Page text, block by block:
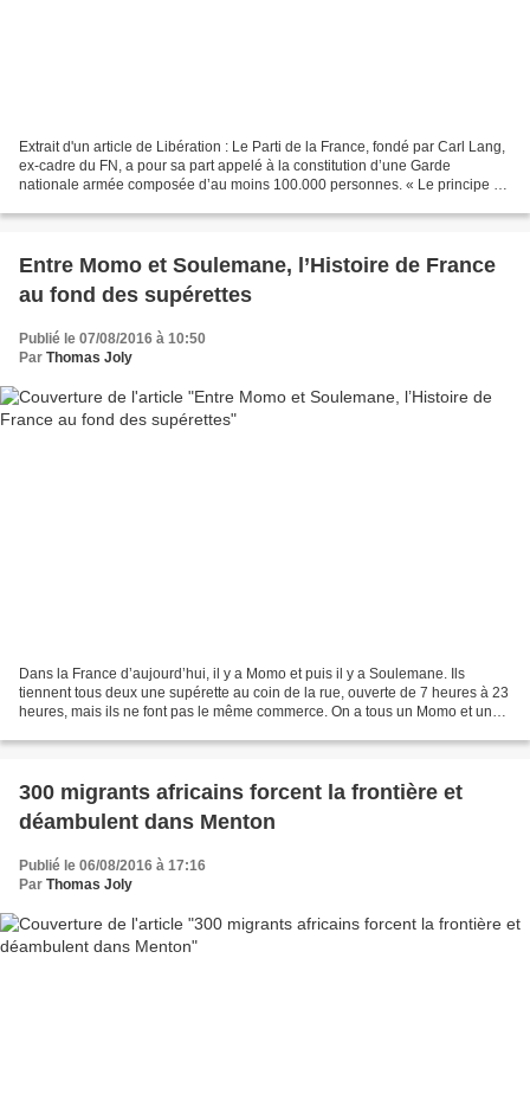
Extrait d'un article de Libération : Le Parti de la France, fondé par Carl Lang,
ex-cadre du FN, a pour sa part appelé à la constitution d’une Garde
nationale armée composée d’au moins 100.000 personnes. « Le principe du
Entre Momo et Soulemane, l’Histoire de France
au fond des supérettes
Publié le 07/08/2016 à 10:50
Par Thomas Joly
Dans la France d’aujourd’hui, il y a Momo et puis il y a Soulemane. Ils
tiennent tous deux une supérette au coin de la rue, ouverte de 7 heures à 23
heures, mais ils ne font pas le même commerce. On a tous un Momo et un
300 migrants africains forcent la frontière et
déambulent dans Menton
Publié le 06/08/2016 à 17:16
Par Thomas Joly